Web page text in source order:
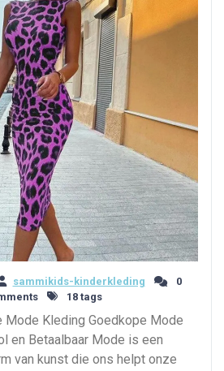
sammikids-kinderkleding
0
18 tags
Mode Kleding Goedkope Mode
en Betaalbaar Mode is een
van kunst die ons helpt onze